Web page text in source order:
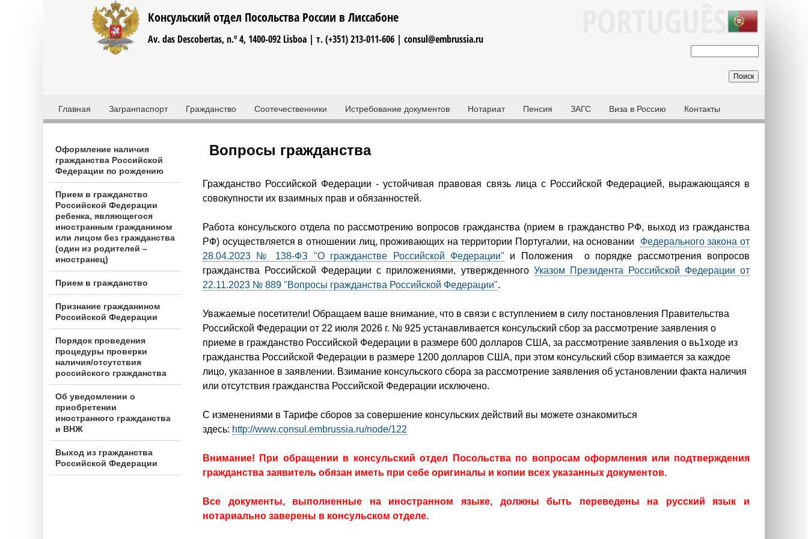
Консульский отдел Посольства России в Лиссабоне
Av. das Descobertas, n.º 4, 1400-092 Lisboa | т. (+351) 213-011-606 | consul@embrussia.ru​
к
к
Вопросы гражданства
Гражданство Российской Федерации - устойчивая правовая связь лица с Российской Федерацией, выражающаяся в
совокупности их взаимных прав и обязанностей.
Работа консульского отдела по рассмотрению вопросов гражданства (прием в гражданство РФ, выход из гражданства
РФ) осуществляется в отношении лиц, проживающих на территории Португалии, на основании Федерального закона от
28.04.2023 № 138-ФЗ "О гражданстве Российской Федерации" и Положения о порядке рассмотрения вопросов
гражданства Российской Федерации с приложениями, утвержденного Указом Президента Российской Федерации от
22.11.2023 № 889 "Вопросы гражданства Российской Федерации".
Уважаемые посетители! Обращаем ваше внимание, что в связи с вступлением в силу постановления Правительства
Российской Федерации от 22 июля 2026 г. № 925 устанавливается консульский сбор за рассмотрение заявления о
приеме в гражданство Российской Федерации в размере 600 долларов США, за рассмотрение заявления о вь1ходе из
гражданства Российской Федерации в размере 1200 долларов США, при этом консульский сбор взимается за каждое
лицо, указанное в заявлении. Взимание консульского сбора за рассмотрение заявления об установлении факта наличия
или отсутствия гражданства Российской Федерации исключено.
С изменениями в Тарифе сборов за совершение консульских действий вы можете ознакомиться
здесь: http://www.consul.embrussia.ru/node/122
Внимание! При обращении в консульский отдел Посольства по вопросам оформления или подтверждения
гражданства заявитель обязан иметь при себе оригиналы и копии всех указанных документов.
Все документы, выполненные на иностранном языке, должны быть переведены на русский язык и
нотариально заверены в консульском отделе.
л
в
о
е
м
е
н
ю
Главная Загранпаспорт Гражданство Соотечественники Истребование документов Нотариат Пенсия ЗАГС Виза в Россию Контакты
Оформление наличия
гражданства Российской
Федерации по рождению
Прием в гражданство
Российской Федерации
ребенка, являющегося
иностранным гражданином
или лицом без гражданства
(один из родителей –
иностранец)
Прием в гражданство
Признание гражданином
Российской Федерации
Порядок проведения
процедуры проверки
наличия/отсутствия
российского гражданства
Об уведомлении о
приобретении
иностранного гражданства
и ВНЖ
Выход из гражданства
Российской Федерации